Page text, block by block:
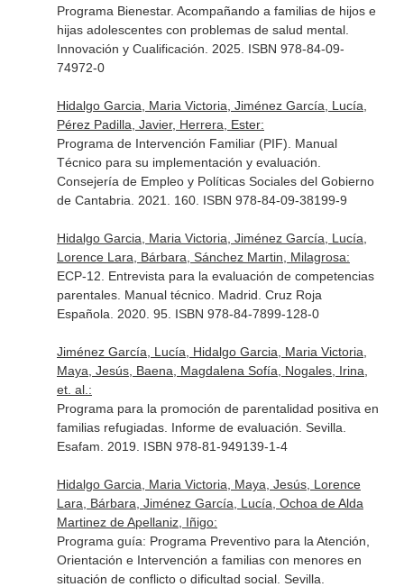
Programa Bienestar. Acompañando a familias de hijos e
hijas adolescentes con problemas de salud mental.
Innovación y Cualificación. 2025. ISBN 978-84-09-
74972-0
Hidalgo Garcia, Maria Victoria, Jiménez García, Lucía,
Pérez Padilla, Javier, Herrera, Ester:
Programa de Intervención Familiar (PIF). Manual
Técnico para su implementación y evaluación.
Consejería de Empleo y Políticas Sociales del Gobierno
de Cantabria. 2021. 160. ISBN 978-84-09-38199-9
Hidalgo Garcia, Maria Victoria, Jiménez García, Lucía,
Lorence Lara, Bárbara, Sánchez Martin, Milagrosa:
ECP-12. Entrevista para la evaluación de competencias
parentales. Manual técnico. Madrid. Cruz Roja
Española. 2020. 95. ISBN 978-84-7899-128-0
Jiménez García, Lucía, Hidalgo Garcia, Maria Victoria,
Maya, Jesús, Baena, Magdalena Sofía, Nogales, Irina,
et. al.:
Programa para la promoción de parentalidad positiva en
familias refugiadas. Informe de evaluación. Sevilla.
Esafam. 2019. ISBN 978-81-949139-1-4
Hidalgo Garcia, Maria Victoria, Maya, Jesús, Lorence
Lara, Bárbara, Jiménez García, Lucía, Ochoa de Alda
Martinez de Apellaniz, Iñigo:
Programa guía: Programa Preventivo para la Atención,
Orientación e Intervención a familias con menores en
situación de conflicto o dificultad social. Sevilla.